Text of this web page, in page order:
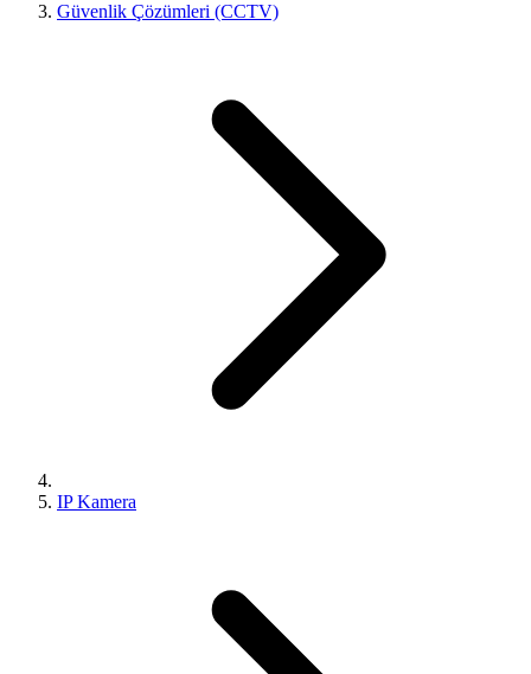
Güvenlik Çözümleri (CCTV)
IP Kamera